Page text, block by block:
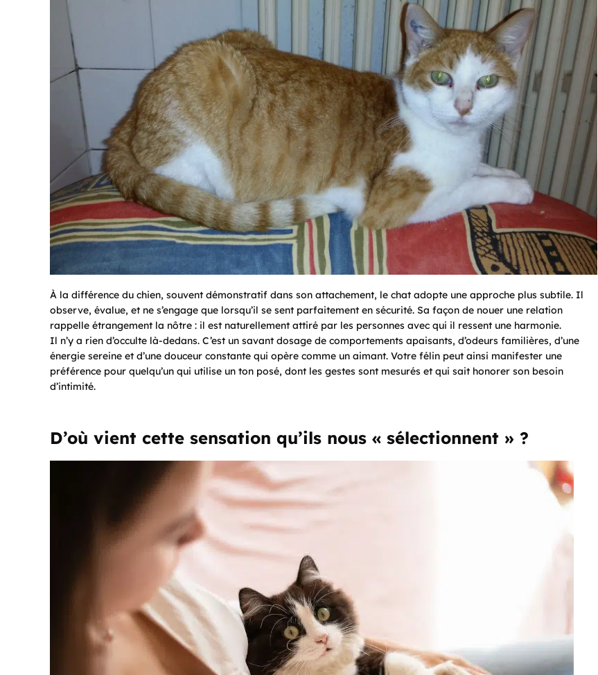
À la différence du chien, souvent démonstratif dans son attachement, le chat adopte une approche plus subtile. Il
observe, évalue, et ne s’engage que lorsqu’il se sent parfaitement en sécurité. Sa façon de nouer une relation
rappelle étrangement la nôtre : il est naturellement attiré par les personnes avec qui il ressent une harmonie.
Il n’y a rien d’occulte là-dedans. C’est un savant dosage de comportements apaisants, d’odeurs familières, d’une
énergie sereine et d’une douceur constante qui opère comme un aimant. Votre félin peut ainsi manifester une
préférence pour quelqu’un qui utilise un ton posé, dont les gestes sont mesurés et qui sait honorer son besoin
d’intimité.
D’où vient cette sensation qu’ils nous « sélectionnent » ?